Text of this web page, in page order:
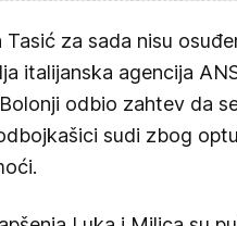
Tasić za sada nisu
italijanska agencija
odbio zahtev da
sudi zbog